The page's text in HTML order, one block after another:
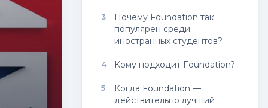
3
Почему Foundation так
популярен среди
иностранных студентов?
4 Кому подходит Foundation?
5
Когда Foundation —
действительно лучший